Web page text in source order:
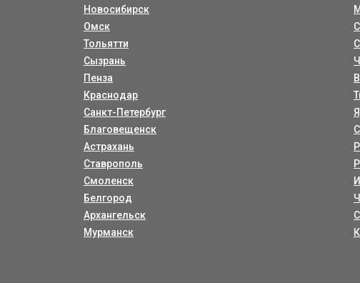
Новосибирск
Омск
Тольятти
Сызрань
Пенза
Краснодар
Санкт-Петербург
Благовещенск
Астрахань
Ставрополь
Смоленск
Белгород
Архангельск
Мурманск